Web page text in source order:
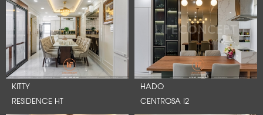
KITTY
RESIDENCE HT
HADO
CENTROSA I2